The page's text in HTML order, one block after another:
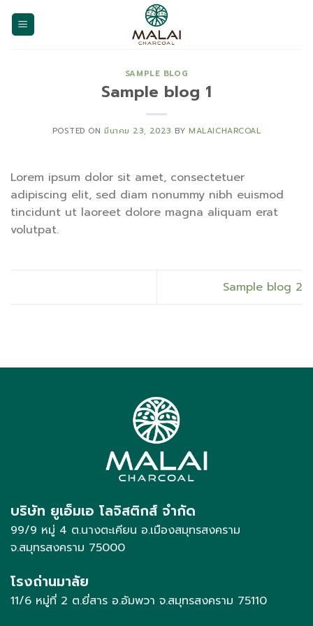
SAMPLE BLOG
Sample blog 1
POSTED ONมีนาคม 23, 2023 BYMALAICHARCOAL
Lorem ipsum dolor sit amet, consectetuer
adipiscing elit, sed diam nonummy nibh euismod
tincidunt ut laoreet dolore magna aliquam erat
volutpat.
Sample blog 2
บริษัท ยูเอ็มเอ โลจิสติกส์ จำกัด
99/9 หมู่ 4 ต.นางตะเคียน อ.เมืองสมุทรสงคราม
จ.สมุทรสงคราม 75000
โรงถ่านมาลัย
11/6 หมู่ที่ 2 ต.ยี่สาร อ.อัมพวา จ.สมุทรสงคราม 75110